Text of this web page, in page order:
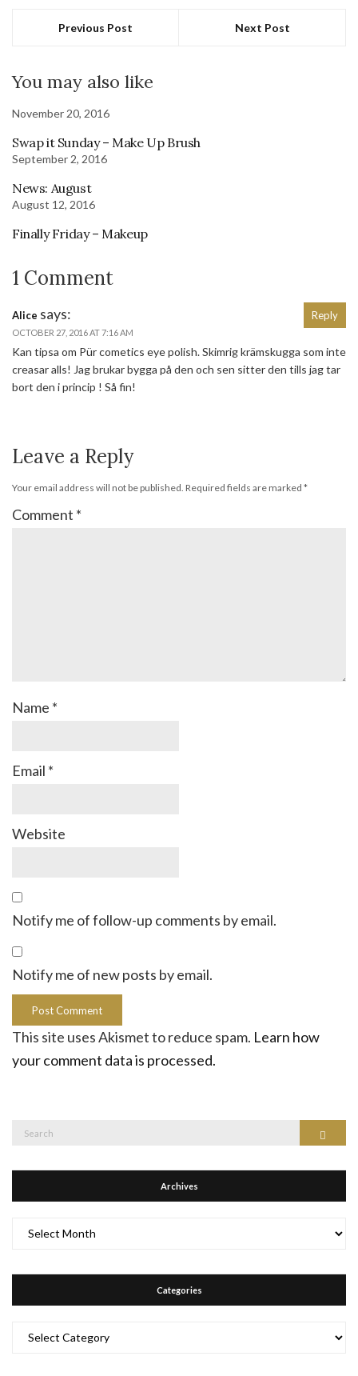
Previous Post Next Post
You may also like
November 20, 2016
Swap it Sunday – Make Up Brush
September 2, 2016
News: August
August 12, 2016
Finally Friday – Makeup
1 Comment
Alice says:
OCTOBER 27, 2016 AT 7:16 AM
Kan tipsa om Pür cometics eye polish. Skimrig krämskugga som inte
creasar alls! Jag brukar bygga på den och sen sitter den tills jag tar
bort den i princip ! Så fin!
Reply
Leave a Reply
Your email address will not be published. Required fields are marked *
Comment *
Name *
Email *
Website
Notify me of follow-up comments by email.
Notify me of new posts by email.
This site uses Akismet to reduce spam. Learn how
your comment data is processed.
Archives
Categories